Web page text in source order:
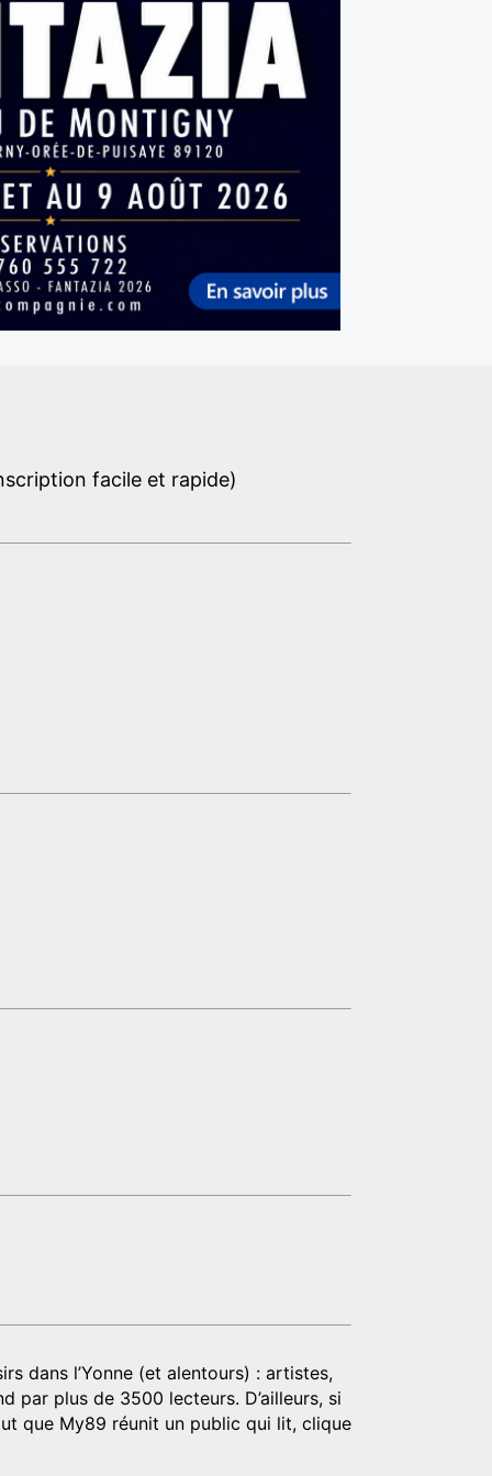
facile et rapide)
dans l’Yonne (et alentours) : artistes,
par plus de 3500 lecteurs. D’ailleurs, si
que My89 réunit un public qui lit, clique